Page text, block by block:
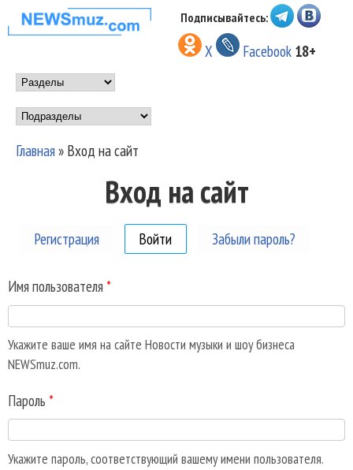
Перейти к основному
содержанию
НОВОСТИ
МУЗЫКИ И
ШОУ БИЗНЕСА
NEWSMUZ.COM
Подписывайтесь:
X Facebook 18+
Main menu
Подразделы
Вы здесь
Главная» Вход на сайт
Вход на сайт
Регистрация Войти (активная вкладка)
Забыли пароль?
Имя пользователя *
Укажите ваше имя на сайте Новости музыки и шоу бизнеса
NEWSmuz.com.
Пароль *
Укажите пароль, соответствующий вашему имени пользователя.